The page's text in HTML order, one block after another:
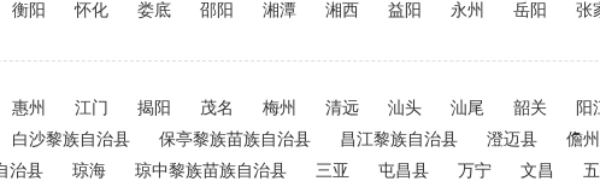
衡阳 怀化 娄底 邵阳 湘潭 湘西 益阳 永州 岳阳 张
惠州 江门 揭阳 茂名 梅州 清远 汕头 汕尾 韶关 阳
白沙黎族自治县 保亭黎族苗族自治县 昌江黎族自治县 澄迈县 儋州
治县 琼海 琼中黎族苗族自治县 三亚 屯昌县 万宁 文昌